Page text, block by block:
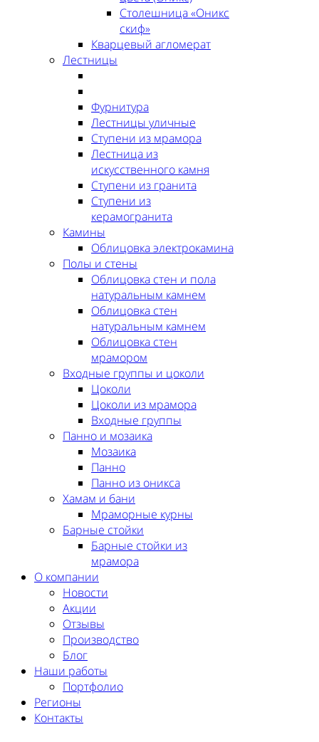
Столешница «Оникс
скиф»
Кварцевый агломерат
Лестницы
Фурнитура
Лестницы уличные
Ступени из мрамора
Лестница из
искусственного камня
Ступени из гранита
Ступени из
керамогранита
Камины
Облицовка электрокамина
Полы и стены
Облицовка стен и пола
натуральным камнем
Облицовка стен
натуральным камнем
Облицовка стен
мрамором
Входные группы и цоколи
Цоколи
Цоколи из мрамора
Входные группы
Панно и мозаика
Мозаика
Панно
Панно из оникса
Хамам и бани
Мраморные курны
Барные стойки
Барные стойки из
мрамора
О компании
Новости
Акции
Отзывы
Производство
Блог
Наши работы
Портфолио
Регионы
Контакты